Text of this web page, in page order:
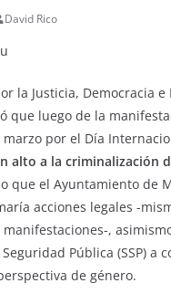
David Rico
la Justicia, Democracia e
que luego de la
por el Día
alto a la criminalización
que el Ayuntamiento de
acciones legales -
,
Pública (SSP) a
de género.